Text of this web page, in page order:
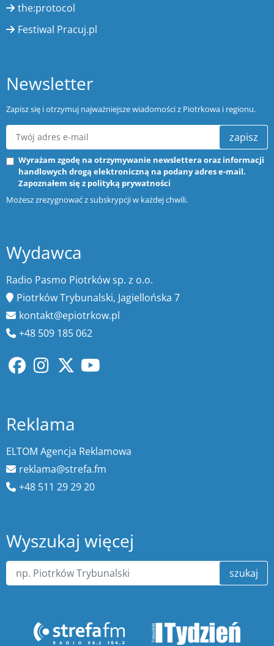
the:protocol
Festiwal Pracuj.pl
Newsletter
Zapisz się i otrzymuj najważniejsze wiadomości z Piotrkowa i regionu.
zapisz
Wyrażam zgodę na otrzymywanie newslettera oraz informacji
handlowych drogą elektroniczną na podany adres e-mail.
Zapoznałem się z polityką prywatności
Możesz zrezygnować z subskrypcji w każdej chwili.
Wydawca
Radio Pasmo Piotrków sp. z o.o.
Piotrków Trybunalski, Jagiellońska 7
kontakt@epiotrkow.pl
+48 509 185 062
Reklama
ELTOM Agencja Reklamowa
reklama@strefa.fm
+48 511 29 29 20
Wyszukaj więcej
szukaj